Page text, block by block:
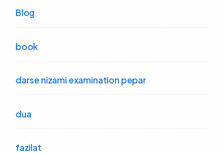
Blog
book
darse nizami examination pepar
dua
fazilat